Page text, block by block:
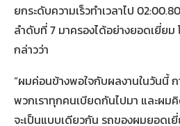
ยกระดับความเร็วทำเวลาไป
ลำดับที่ 7 มาครองได้อย่างยอดเยี่ย
กล่าวว่า
“ผมค่อนข้างพอใจกับผลงานในวันนี้
พวกเราทุกคนเบียดกันไปมา และผม
จะเป็นแบบเดียวกัน รถของผมยอด